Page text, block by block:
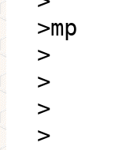
>mp
>
>
>
>